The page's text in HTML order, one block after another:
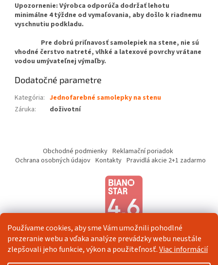
Používame cookies, aby sme Vám umožnili pohodlné
prezeranie webu a vďaka analýze prevádzky webu neustále
zlepšovali jeho funkcie, výkon a použiteľnosť.Viac informácií
Upozornenie: Výrobca odporúča dodržať lehotu
minimálne 4 týždne od vymaľovania, aby došlo k riadnemu
vyschnutiu podkladu.
Pre dobrú priľnavosť samolepiek na stene, nie sú
vhodné čerstvo natreté, vlhké a latexové povrchy vrátane
vodou umývateľnej výmaľby.
Dodatočné parametre
Kategória: Jednofarebné samolepky na stenu
Záruka: doživotní
Obchodné podmienky Reklamační poriadok
Ochrana osobných údajov Kontakty Pravidlá akcie 2+1 zadarmo